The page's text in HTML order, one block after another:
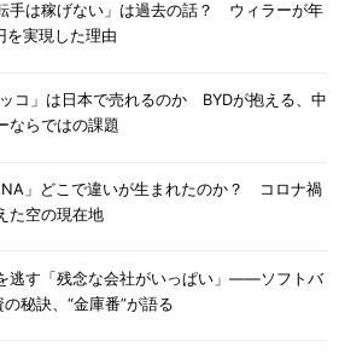
手は稼げない」は過去の話？ ウィラーが年
を実現した理由
コ」は日本で売れるのか BYDが抱える、中
ならではの課題
」どこで違いが生まれたのか？ コロナ禍
た空の現在地
逃す「残念な会社がいっぱい」――ソフトバ
の秘訣、“金庫番”が語る